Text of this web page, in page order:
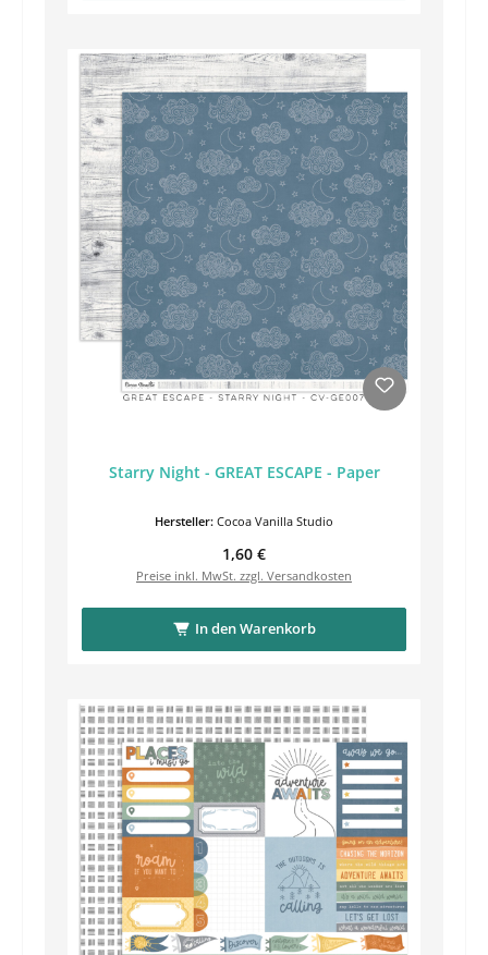
Starry Night - GREAT ESCAPE - Paper
Hersteller: Cocoa Vanilla Studio
Regulärer Preis:
1,60 €
Preise inkl. MwSt. zzgl. Versandkosten
In den Warenkorb